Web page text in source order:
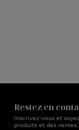
Restez en
Inscrivez-vous et
produits et des ventes.